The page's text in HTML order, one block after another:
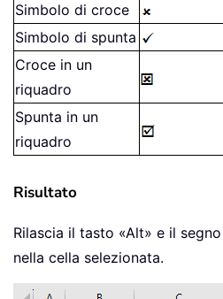
Simbolo di croce
Simbolo di spunta
Croce in un
riquadro
Spunta in un
riquadro
Risultato
Rilascia il tasto «Alt» e il
nella cella selezionata.